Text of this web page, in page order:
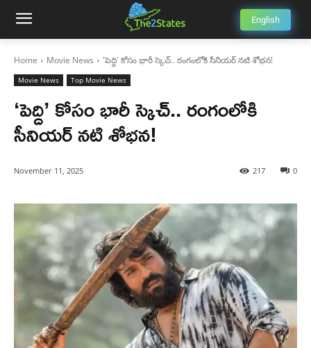
English
Home Movie News 'పెద్ది' కోసం భారీ స్కెచ్.. రంగంలోకి సీనియర్ నటి శోభన!
Movie News Top Movie News
‘పెద్ది’ కోసం భారీ స్కెచ్.. రంగంలోకి
సీనియర్ నటి శోభన!
November 11, 2025 0
217